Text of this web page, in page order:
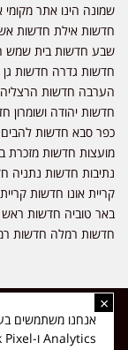
שמונה הינו אתר מקומי
חדשות אילת חדשות
שבע חדשות בית שמש
חדשות גדרה חדשות גן
הערבה חדשות הרצליה
חדשות יהודה
כפר סבא חדשות להבים
מועצות חדשות מזכרת
נתיבות חדשות נתניה
קריית אונו חדשות
באר טוביה חדשות ראש
חדשות רמלה חדשות
כל הזכויות שמורות ל-
אמת, נוסד בשנת 2019 | טל' לפרסומים 054-9759222 מייל מערכת
×